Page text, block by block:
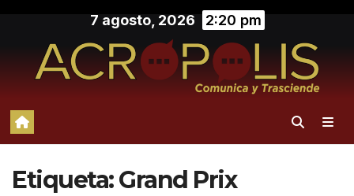
contenido
7 agosto, 2026 2:20 pm
Etiqueta:Grand Prix